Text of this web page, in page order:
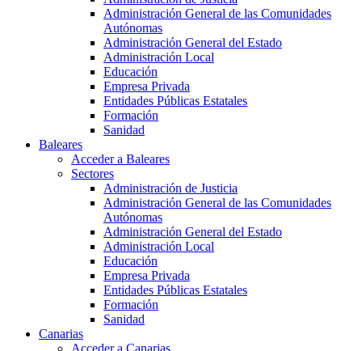
Administración General de las Comunidades
Autónomas
Administración General del Estado
Administración Local
Educación
Empresa Privada
Entidades Públicas Estatales
Formación
Sanidad
Baleares
Acceder a Baleares
Sectores
Administración de Justicia
Administración General de las Comunidades
Autónomas
Administración General del Estado
Administración Local
Educación
Empresa Privada
Entidades Públicas Estatales
Formación
Sanidad
Canarias